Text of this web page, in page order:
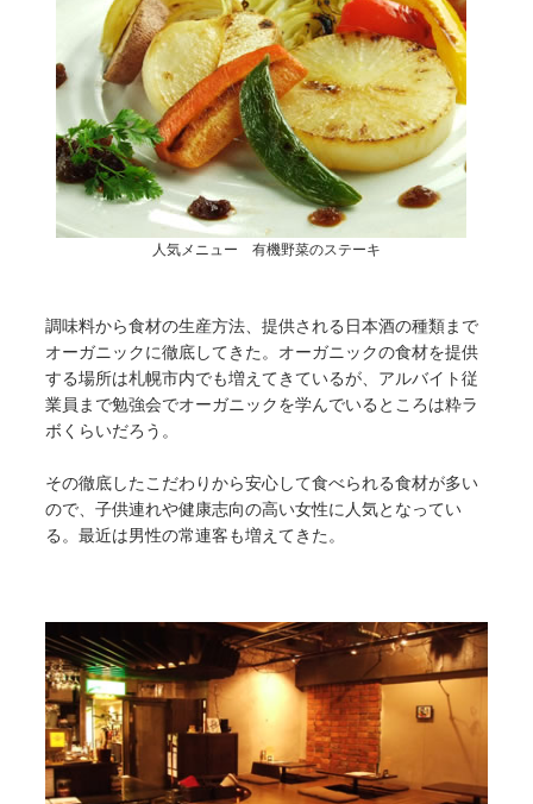
人気メニュー 有機野菜のステーキ
調味料から食材の生産方法、提供される日本酒の種類まで
オーガニックに徹底してきた。オーガニックの食材を提供
する場所は札幌市内でも増えてきているが、アルバイト従
業員まで勉強会でオーガニックを学んでいるところは粋ラ
ボくらいだろう。
その徹底したこだわりから安心して食べられる食材が多い
ので、子供連れや健康志向の高い女性に人気となってい
る。最近は男性の常連客も増えてきた。